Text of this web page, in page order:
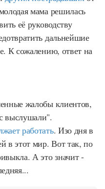
мама решилась
её руководству
дальнейшие
К сожалению, ответ на
жалобы клиентов,
выслушали".
работать. Изо дня в
в этот мир. Вот так, по
А это значит -